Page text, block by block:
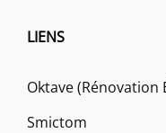
LIENS
Oktave (Rénovation
Smictom